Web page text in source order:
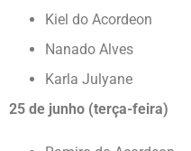
Kiel do Acordeon
Nanado Alves
Karla Julyane
25 de junho (terça-feira)